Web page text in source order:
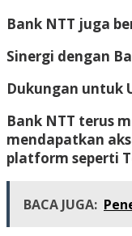
Bank NTT juga
Sinergi dengan
Dukungan untuk
Bank NTT terus
mendapatkan
platform seperti
BACA JUGA: